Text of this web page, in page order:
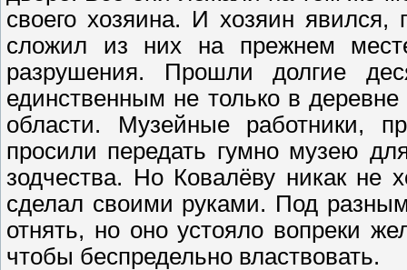
своего хозяина. И хозяин явился,
сложил из них на прежнем
разрушения. Прошли долгие
единственным не только в
области. Музейные работники,
просили передать гумно музею
зодчества. Но Ковалёву никак не
сделал своими руками. Под
отнять, но оно устояло вопреки
чтобы беспредельно властвовать.